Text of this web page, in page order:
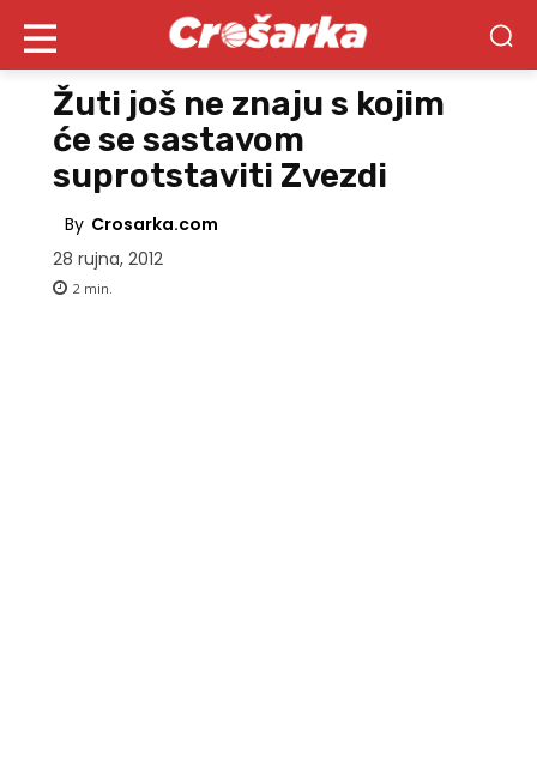
Žuti još ne znaju s kojim
će se sastavom
suprotstaviti Zvezdi
By Crosarka.com
28 rujna, 2012
2 min.